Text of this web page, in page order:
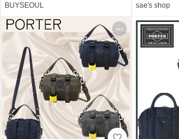
BUYSEOUL sae's shop